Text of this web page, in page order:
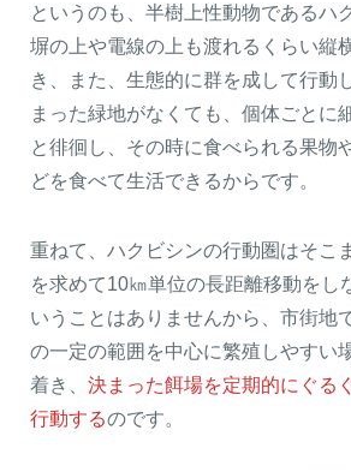
というのも、半樹上性動物であるハ
塀の上や電線の上も渡れるくらい縦
き、また、生態的に群を成して行動
まった緑地がなくても、個体ごとに
と徘徊し、その時に食べられる果物
どを食べて生活できるからです。
重ねて、ハクビシンの行動圏はそこ
を求めて10㎞単位の長距離移動をし
いうことはありませんから、市街地
の一定の範囲を中心に繁殖しやすい
着き、 決まった餌場を定期的にぐる
行動するのです。